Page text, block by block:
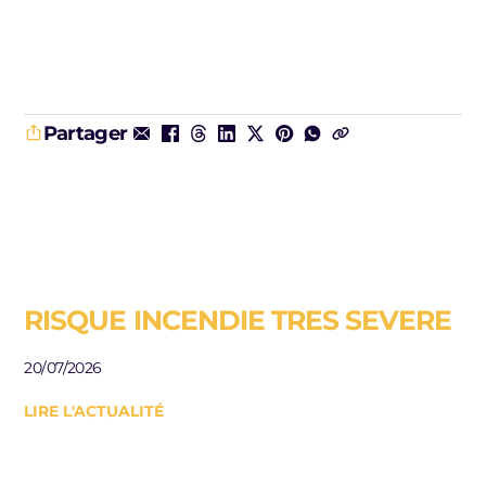
Partager
RISQUE INCENDIE TRES SEVERE
LIRE L'ACTUALITÉ
20/07/2026